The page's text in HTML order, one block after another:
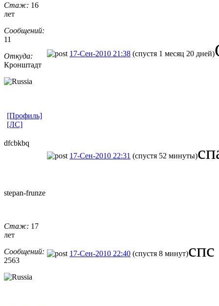
Стаж: 16
лет
Сообщений:
11
Откуда:
Кронштадт
17-Сен-2010 21:38 (спустя 1 месяц 20 дней)
[Профиль]
[ЛС]
dfcbkbq
17-Сен-2010 22:31 (спустя 52 минуты)
stepan-frunz​e
Стаж: 17
лет
Сообщений:
2563
17-Сен-2010 22:40 (спустя 8 минут)спс